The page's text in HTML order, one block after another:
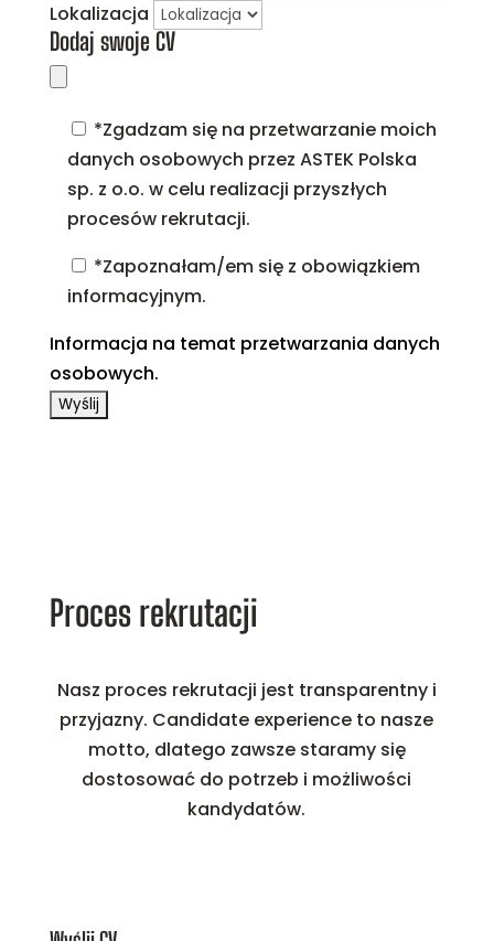
Lokalizacja
Dodaj swoje CV
*Zgadzam się na przetwarzanie moich
danych osobowych przez ASTEK Polska
sp. z o.o. w celu realizacji przyszłych
procesów rekrutacji.
*Zapoznałam/em się z obowiązkiem
informacyjnym.
Informacja na temat przetwarzania danych
osobowych.
Proces rekrutacji
Nasz proces rekrutacji jest transparentny i
przyjazny. Candidate experience to nasze
motto, dlatego zawsze staramy się
dostosować do potrzeb i możliwości
kandydatów.